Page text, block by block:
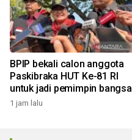
BPIP bekali calon anggota
Paskibraka HUT Ke-81 RI
untuk jadi pemimpin bangsa
1 jam lalu